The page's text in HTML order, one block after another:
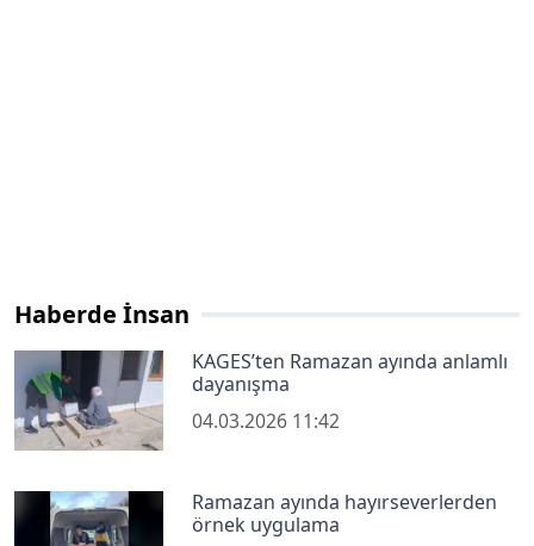
Haberde İnsan
KAGES’ten Ramazan ayında anlamlı
dayanışma
04.03.2026 11:42
Ramazan ayında hayırseverlerden
örnek uygulama